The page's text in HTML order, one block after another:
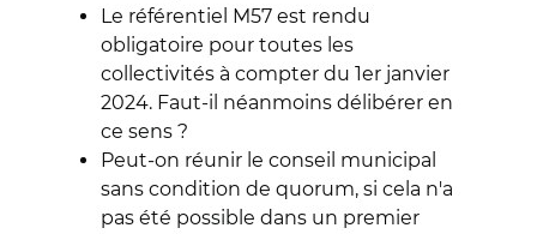
Le référentiel M57 est rendu
obligatoire pour toutes les
collectivités à compter du 1er janvier
2024. Faut-il néanmoins délibérer en
ce sens ?
Peut-on réunir le conseil municipal
sans condition de quorum, si cela n'a
pas été possible dans un premier